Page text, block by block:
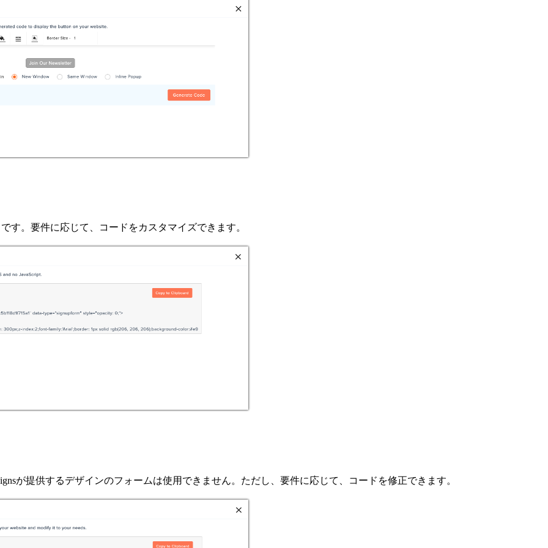
す。要件に応じて、コードをカスタマイズできます。
が提供するデザインのフォームは使用できません。ただし、要件に応じて、コードを修正できます。